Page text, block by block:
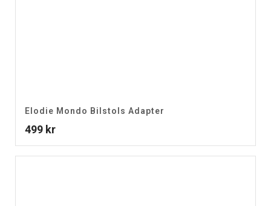
Elodie Mondo Bilstols Adapter
499 kr